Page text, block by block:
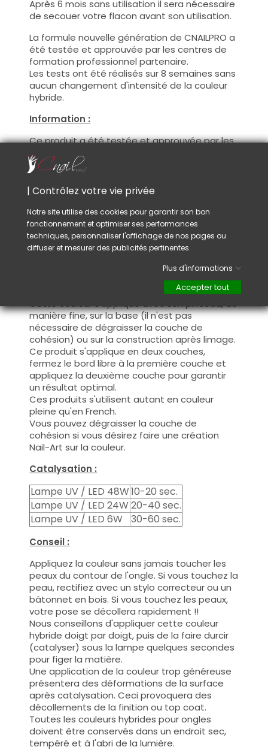
Après 6 mois sans utilisation il sera nécessaire
de secouer votre flacon avant son utilisation.
La formule nouvelle génération de CNAILPRO a
été testée et approuvée par les centres de
formation professionnel partenaire.
Les tests ont été réalisés sur 8 semaines sans
aucun changement d'intensité de la couleur
hybride.
Information :
Ce produit a été testée et approuvée par les
centres de formation professionnel
partenaire.
Avec ce produit vous pourrez satisfaire vos
clientes les plus exigeantes !
De plus, CNAILPRO porte une attention
particulière au formule de ces produits, nous
suivons la réglementation en vigueur et
garantissons la conformité de nos produits.
Ceci pour garantir une sécurité d'utilisation
Cette couleur s'applique avec son pinceau, de
manière fine, sur la base (il n'est pas
nécessaire de dégraisser la couche de
cohésion) ou sur la construction après limage.
Ce produit s'applique en deux couches,
fermez le bord libre à la première couche et
appliquez la deuxième couche pour garantir
un résultat optimal.
Ces produits s'utilisent autant en couleur
pleine qu'en French.
Vous pouvez dégraisser la couche de
cohésion si vous désirez faire une création
Nail-Art sur la couleur.
Catalysation :
Lampe UV / LED 48W10-20 sec.
Lampe UV / LED 24W 20-40 sec.
Lampe UV / LED 6W
30-60 sec.
Conseil :
Appliquez la couleur sans jamais toucher les
peaux du contour de l'ongle. Si vous touchez la
peau, rectifiez avec un stylo correcteur ou un
bâtonnet en bois. Si vous touchez les peaux,
votre pose se décollera rapidement !!
Nous conseillons d'appliquer cette couleur
hybride doigt par doigt, puis de la faire durcir
(catalyser) sous la lampe quelques secondes
pour figer la matière.
Une application de la couleur trop généreuse
présentera des déformations de la surface
après catalysation. Ceci provoquera des
décollements de la finition ou top coat.
Toutes les couleurs hybrides pour ongles
doivent être conservés dans un endroit sec,
tempéré et à l'abri de la lumière.
| Contrôlez votre vie privée
Notre site utilise des cookies pour garantir son bon
fonctionnement et optimiser ses performances
techniques, personnaliser l'affichage de nos pages ou
diffuser et mesurer des publicités pertinentes.
Plus d'informations
Accepter tout